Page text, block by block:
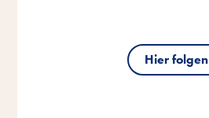
Hier folgen